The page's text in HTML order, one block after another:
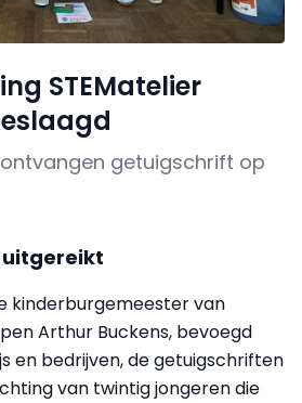
STEMatelier
getuigschrift op
kinderburgemeester van
Arthur Buckens, bevoegd
en bedrijven, de getuigschriften
van twintig jongeren die